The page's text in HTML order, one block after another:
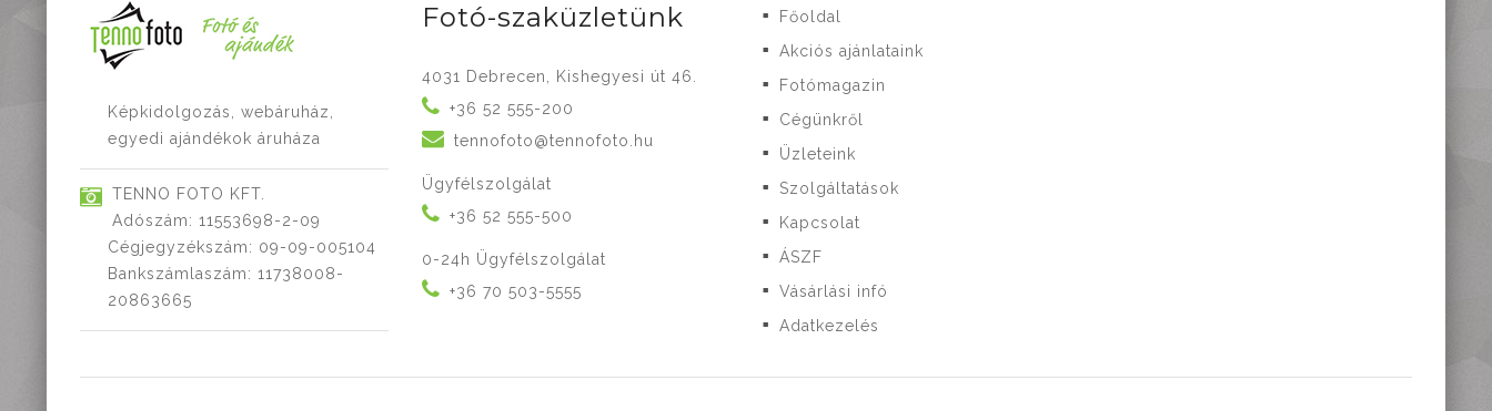
Képkidolgozás, webáruház,
egyedi ajándékok áruháza
TENNO FOTO KFT.
Adószám: 11553698-2-09
Cégjegyzékszám: 09-09-005104
Bankszámlaszám: 11738008-
20863665
Fotó-szaküzletünk
4031 Debrecen, Kishegyesi út 46.
+36 52 555-200
tennofoto@tennofoto.hu
Ügyfélszolgálat
+36 52 555-500
0-24h Ügyfélszolgálat
+36 70 503-5555
■ Főoldal
■ Akciós ajánlataink
■ Fotómagazin
■ Cégünkről
■ Üzleteink
■ Szolgáltatások
■ Kapcsolat
■ ÁSZF
■ Vásárlási infó
■ Adatkezelés